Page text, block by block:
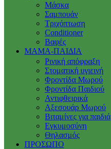
Μάσκα
Σαμπουάν
Τριχόπτωση
Conditioner
Βαφές
ΜΑΜΑ-ΠΑΙΔΙΑ
Ρινική απόφραξη
Στοματική υγιεινή
Φροντίδα Μωρού
Φροντίδα Παιδιού
Αντιφθειρικά
Αξεσουάρ Μωρού
Βιταμίνες για παιδιά
Εγκυμοσύνη
Θηλασμός
ΠΡΟΣΩΠΟ